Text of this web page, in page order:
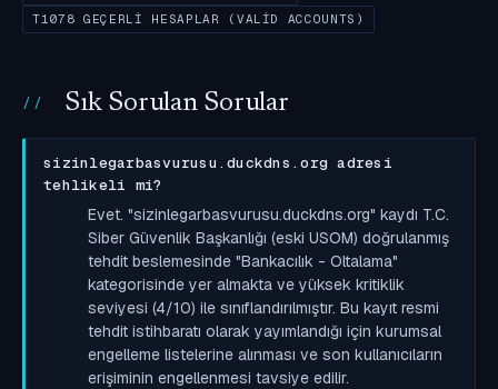
T1078 GEÇERLI HESAPLAR (VALID ACCOUNTS)
Sık Sorulan Sorular
sizinlegarbasvurusu.duckdns.org adresi
tehlikeli mi?
Evet. "sizinlegarbasvurusu.duckdns.org" kaydı T.C.
Siber Güvenlik Başkanlığı (eski USOM) doğrulanmış
tehdit beslemesinde "Bankacılık - Oltalama"
kategorisinde yer almakta ve yüksek kritiklik
seviyesi (4/10) ile sınıflandırılmıştır. Bu kayıt resmi
tehdit istihbaratı olarak yayımlandığı için kurumsal
engelleme listelerine alınması ve son kullanıcıların
erişiminin engellenmesi tavsiye edilir.